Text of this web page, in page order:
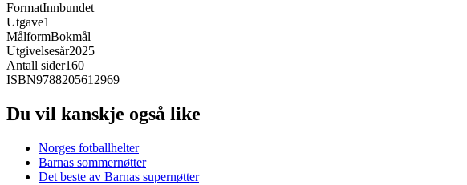
FormatInnbundet
Utgave1
MålformBokmål
Utgivelsesår2025
Antall sider160
ISBN9788205612969
Du vil kanskje også like
Norges fotballhelter
Barnas sommernøtter
Det beste av Barnas supernøtter